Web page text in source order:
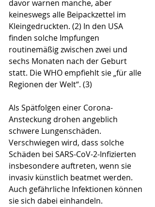
davor warnen manche, aber
keineswegs alle Beipackzettel im
Kleingedruckten. (2) In den USA
finden solche Impfungen
routinemäßig zwischen zwei und
sechs Monaten nach der Geburt
statt. Die WHO empfiehlt sie „für alle
Regionen der Welt“. (3)
Als Spätfolgen einer Corona-
Ansteckung drohen angeblich
schwere Lungenschäden.
Verschwiegen wird, dass solche
Schäden bei SARS-CoV-2-Infizierten
insbesondere auftreten, wenn sie
invasiv künstlich beatmet werden.
Auch gefährliche Infektionen können
sie sich dabei einhandeln.